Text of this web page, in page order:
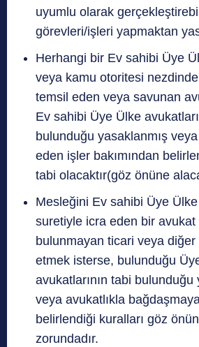
uyumlu olarak
görevleri/işleri yapmaktan
Herhangi bir Ev sahibi Üye
veya kamu otoritesi
temsil eden veya savunan
Ev sahibi Üye Ülke
bulunduğu yasaklanmış veya
eden işler bakımından
tabi olacaktır(göz önüne
Mesleğini Ev sahibi Üye
suretiyle icra eden bir avukat
bulunmayan ticari veya
etmek isterse, bulunduğu
avukatlarının tabi bulunduğu
veya avukatlıkla
belirlendiği kuralları göz
zorundadır.